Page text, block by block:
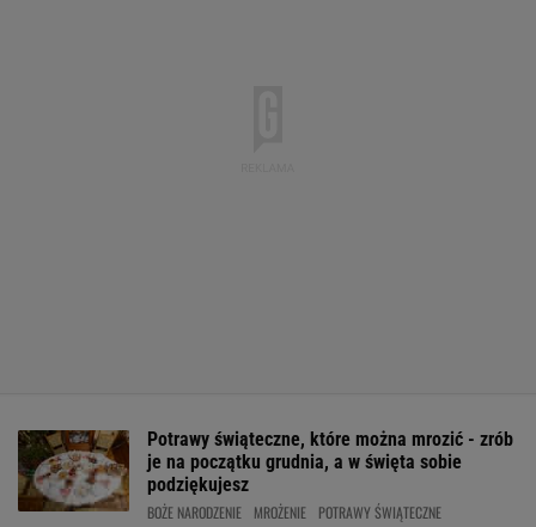
Potrawy świąteczne, które można mrozić - zrób
je na początku grudnia, a w święta sobie
podziękujesz
BOŻE NARODZENIE MROŻENIE POTRAWY ŚWIĄTECZNE